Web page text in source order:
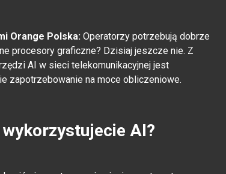
Orange Polska: Operatorzy potrzebują dobrze
procesory graficzne? Dzisiaj jeszcze nie. Z
AI w sieci telekomunikacyjnej jest
zapotrzebowanie na moce obliczeniowe.
AI?